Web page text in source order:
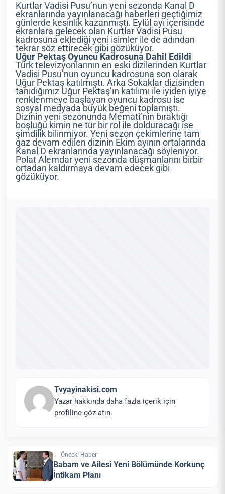
Kurtlar Vadisi Pusu’nun yeni sezonda Kanal D
ekranlarında yayınlanacağı haberleri geçtiğimiz
günlerde kesinlik kazanmıştı. Eylül ayı içerisinde
ekranlara gelecek olan Kurtlar Vadisi Pusu
kadrosuna eklediği yeni isimler ile de adından
tekrar söz ettirecek gibi gözüküyor.
Uğur Pektaş Oyuncu Kadrosuna Dahil Edildi
Türk televizyonlarının en eski dizilerinden Kurtlar
Vadisi Pusu’nun oyuncu kadrosuna son olarak
Uğur Pektaş katılmıştı. Arka Sokaklar dizisinden
tanıdığımız Uğur Pektaş’ın katılımı ile iyiden iyiye
renklenmeye başlayan oyuncu kadrosu ise
sosyal medyada büyük beğeni toplamıştı.
Dizinin yeni sezonunda Memati’nin bıraktığı
boşluğu kimin ne tür bir rol ile dolduracağı ise
şimdilik bilinmiyor. Yeni sezon çekimlerine tam
gaz devam edilen dizinin Ekim ayının ortalarında
Kanal D ekranlarında yayınlanacağı söyleniyor.
Polat Alemdar yeni sezonda düşmanlarını birbir
ortadan kaldırmaya devam edecek gibi
gözüküyor.
Tvyayinakisi.com
Yazar hakkında daha fazla içerik için
profiline göz atın.
← Önceki Haber
Babam ve Ailesi Yeni Bölümünde Korkunç
İntikam Planı